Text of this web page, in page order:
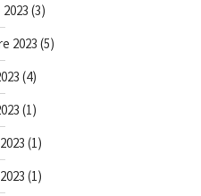
(3)
2023 (5)
(4)
(1)
(1)
(1)